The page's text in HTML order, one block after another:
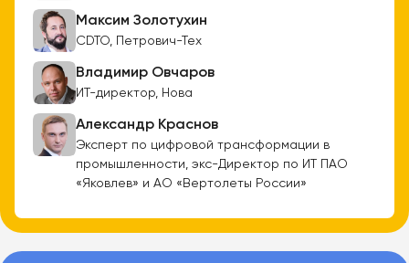
Максим Золотухин
CDTO, Петрович-Тех
Владимир Овчаров
ИТ-директор, Нова
Александр Краснов
Эксперт по цифровой трансформации в
промышленности, экс-Директор по ИТ ПАО
«Яковлев» и АО «Вертолеты России»